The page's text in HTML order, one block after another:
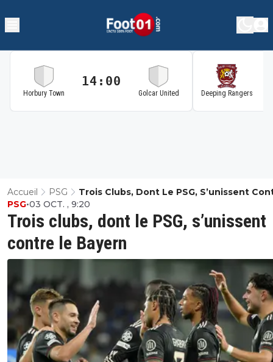
Horbury Town
14:00
Golcar United Deeping Rangers
Accueil PSG
Trois Clubs, Dont Le PSG, S’unissent
Bayern
Trois clubs, dont le PSG, s’unissent
contre le Bayern
PSG•03 OCT. , 9:20